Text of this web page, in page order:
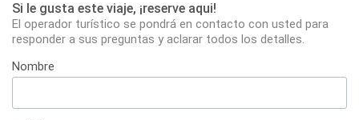
Si le gusta este viaje, ¡reserve aqui!
El operador turístico se pondrá en contacto con usted para
responder a sus preguntas y aclarar todos los detalles.
Nombre